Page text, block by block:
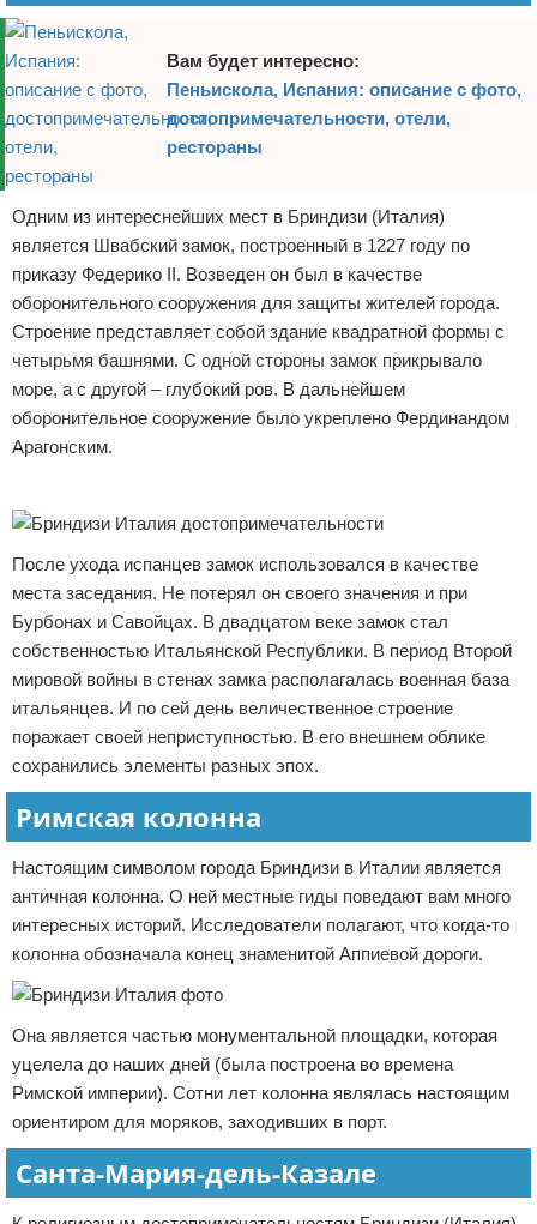
Вам будет интересно:
Пеньискола, Испания: описание с фото,
достопримечательности, отели,
рестораны
Одним из интереснейших мест в Бриндизи (Италия)
является Швабский замок, построенный в 1227 году по
приказу Федерико ІІ. Возведен он был в качестве
оборонительного сооружения для защиты жителей города.
Строение представляет собой здание квадратной формы с
четырьмя башнями. С одной стороны замок прикрывало
море, а с другой – глубокий ров. В дальнейшем
оборонительное сооружение было укреплено Фердинандом
Арагонским.
После ухода испанцев замок использовался в качестве
места заседания. Не потерял он своего значения и при
Бурбонах и Савойцах. В двадцатом веке замок стал
собственностью Итальянской Республики. В период Второй
мировой войны в стенах замка располагалась военная база
итальянцев. И по сей день величественное строение
поражает своей неприступностью. В его внешнем облике
сохранились элементы разных эпох.
Римская колонна
Настоящим символом города Бриндизи в Италии является
античная колонна. О ней местные гиды поведают вам много
интересных историй. Исследователи полагают, что когда-то
колонна обозначала конец знаменитой Аппиевой дороги.
Она является частью монументальной площадки, которая
уцелела до наших дней (была построена во времена
Римской империи). Сотни лет колонна являлась настоящим
ориентиром для моряков, заходивших в порт.
Санта-Мария-дель-Казале